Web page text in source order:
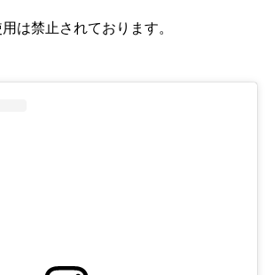
は禁止されております。